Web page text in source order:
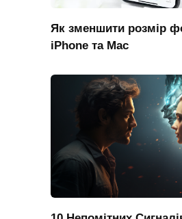
Як зменшити розмір
iPhone та Mac